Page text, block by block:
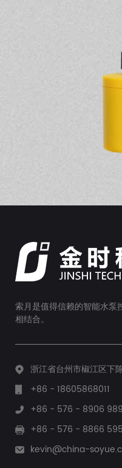
索月是值得信赖的智能水泵
相结合。
浙江省台州市椒江区下
+86 - 18605868011
+86 - 576 - 8906
+86 - 576 - 8866
kevin@china-